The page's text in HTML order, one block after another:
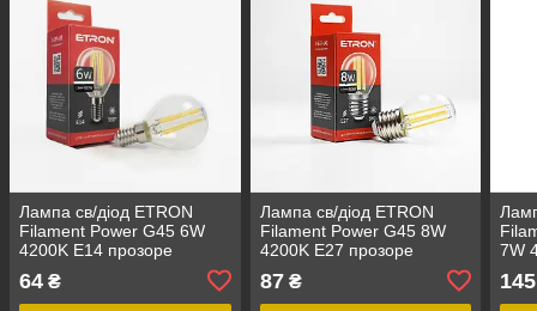
Лампа св/діод ETRON
Filament Power G45 6W
4200K E14 прозоре
64 ₴
Лампа св/діод ETRON
Filament Power G45 8W
4200K E27 прозоре
87₴
7W
145